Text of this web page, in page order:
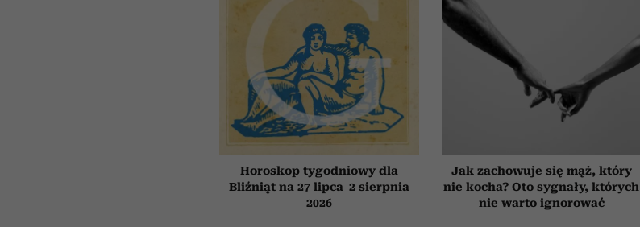
Horoskop tygodniowy dla
Bliźniąt na 27 lipca–2 sierpnia
2026
Jak zachowuje się mąż, który
nie kocha? Oto sygnały, których
nie warto ignorować